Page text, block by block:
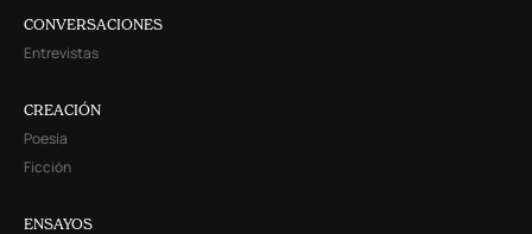
CONVERSACIONES
Entrevistas
CREACIÓN
Poesía
Ficción
ENSAYOS